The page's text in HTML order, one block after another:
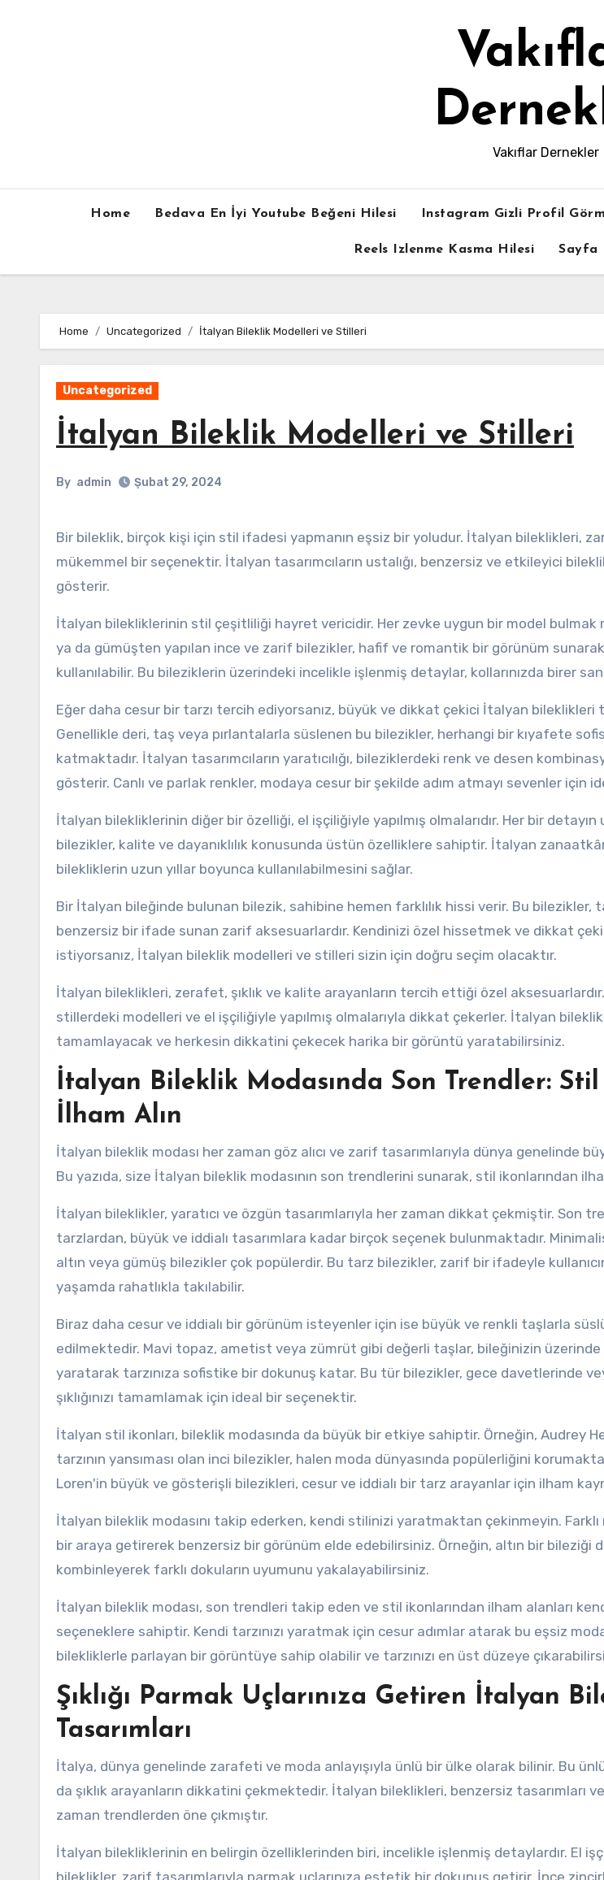
Vakıflar Dernekler
Home Bedava En İyi Youtube Beğeni Hilesi Instagram Gizli Profil
Reels Izlenme Kasma Hilesi Sayfa
Home Uncategorized İtalyan Bileklik Modelleri ve Stilleri
Uncategorized
İtalyan Bileklik Modelleri ve Stilleri
By admin Şubat 29, 2024
Bir bileklik, birçok kişi için stil ifadesi yapmanın eşsiz bir yoludur. İtalyan bileklikleri, zarafet ve şıklık arayanlar için
mükemmel bir seçenektir. İtalyan tasarımcıların ustalığı, benzersiz ve etkileyici
gösterir.
İtalyan bilekliklerinin stil çeşitliliği hayret vericidir. Her zevke uygun bir model bulmak
ya da gümüşten yapılan ince ve zarif bilezikler, hafif ve romantik bir görünüm
kullanılabilir. Bu bileziklerin üzerindeki incelikle işlenmiş detaylar, kollarınızda birer
Eğer daha cesur bir tarzı tercih ediyorsanız, büyük ve dikkat çekici İtalyan bileklikleri
Genellikle deri, taş veya pırlantalarla süslenen bu bilezikler, herhangi bir kıyafete
katmaktadır. İtalyan tasarımcıların yaratıcılığı, bileziklerdeki renk ve desen
gösterir. Canlı ve parlak renkler, modaya cesur bir şekilde adım atmayı sevenler için
İtalyan bilekliklerinin diğer bir özelliği, el işçiliğiyle yapılmış olmalarıdır. Her bir
bilezikler, kalite ve dayanıklılık konusunda üstün özelliklere sahiptir. İtalyan
bilekliklerin uzun yıllar boyunca kullanılabilmesini sağlar.
Bir İtalyan bileğinde bulunan bilezik, sahibine hemen farklılık hissi verir. Bu bilezikler,
benzersiz bir ifade sunan zarif aksesuarlardır. Kendinizi özel hissetmek ve dikkat
istiyorsanız, İtalyan bileklik modelleri ve stilleri sizin için doğru seçim olacaktır.
İtalyan bileklikleri, zerafet, şıklık ve kalite arayanların tercih ettiği özel
stillerdeki modelleri ve el işçiliğiyle yapılmış olmalarıyla dikkat çekerler. İtalyan
tamamlayacak ve herkesin dikkatini çekecek harika bir görüntü yaratabilirsiniz.
İtalyan Bileklik Modasında Son Trendler:
İlham Alın
İtalyan bileklik modası her zaman göz alıcı ve zarif tasarımlarıyla dünya genelinde
Bu yazıda, size İtalyan bileklik modasının son trendlerini sunarak, stil ikonlarından
İtalyan bileklikler, yaratıcı ve özgün tasarımlarıyla her zaman dikkat çekmiştir. Son
tarzlardan, büyük ve iddialı tasarımlara kadar birçok seçenek bulunmaktadır.
altın veya gümüş bilezikler çok popülerdir. Bu tarz bilezikler, zarif bir ifadeyle
yaşamda rahatlıkla takılabilir.
Biraz daha cesur ve iddialı bir görünüm isteyenler için ise büyük ve renkli taşlarla
edilmektedir. Mavi topaz, ametist veya zümrüt gibi değerli taşlar, bileğinizin
yaratarak tarzınıza sofistike bir dokunuş katar. Bu tür bilezikler, gece davetlerinde
şıklığınızı tamamlamak için ideal bir seçenektir.
İtalyan stil ikonları, bileklik modasında da büyük bir etkiye sahiptir. Örneğin, Audrey
tarzının yansıması olan inci bilezikler, halen moda dünyasında popülerliğini
Loren'in büyük ve gösterişli bilezikleri, cesur ve iddialı bir tarz arayanlar için ilham
İtalyan bileklik modasını takip ederken, kendi stilinizi yaratmaktan çekinmeyin. Farklı
bir araya getirerek benzersiz bir görünüm elde edebilirsiniz. Örneğin, altın bir bileziği
kombinleyerek farklı dokuların uyumunu yakalayabilirsiniz.
İtalyan bileklik modası, son trendleri takip eden ve stil ikonlarından ilham alanları
seçeneklere sahiptir. Kendi tarzınızı yaratmak için cesur adımlar atarak bu eşsiz
bilekliklerle parlayan bir görüntüye sahip olabilir ve tarzınızı en üst düzeye
Şıklığı Parmak Uçlarınıza Getiren İtalyan
Tasarımları
İtalya, dünya genelinde zarafeti ve moda anlayışıyla ünlü bir ülke olarak bilinir. Bu
da şıklık arayanların dikkatini çekmektedir. İtalyan bileklikleri, benzersiz tasarımları
zaman trendlerden öne çıkmıştır.
İtalyan bilekliklerinin en belirgin özelliklerinden biri, incelikle işlenmiş detaylardır. El
bileklikler, zarif tasarımlarıyla parmak uçlarınıza estetik bir dokunuş getirir. İnce